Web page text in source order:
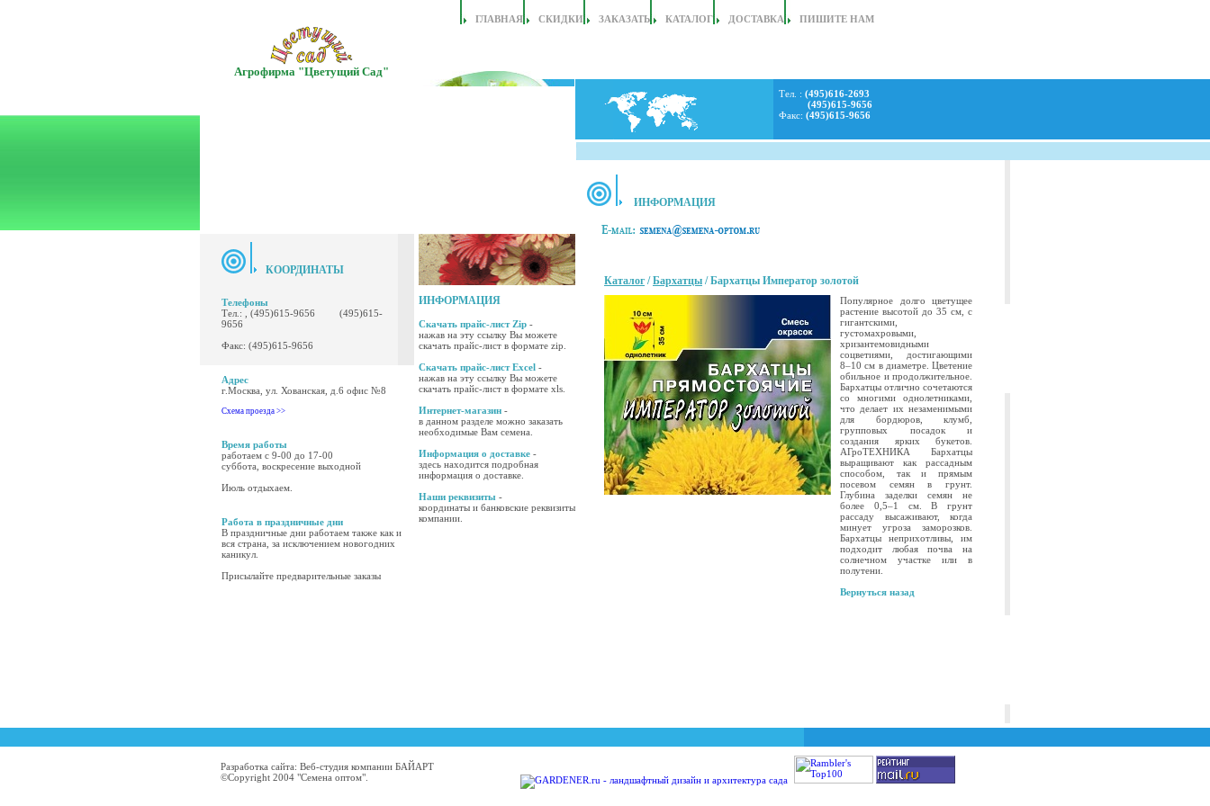
Агрофирма "Цветущий Сад"
ГЛАВНАЯ СКИДКИ ЗАКАЗАТЬ КАТАЛОГ ДОСТАВКА ПИШИТЕ НАМ
КООРДИНАТЫ
Телефоны
Тел.: , (495)615-9656 (495)615-
9656
Факс: (495)615-9656
Адрес
г.Москва, ул. Хованская, д.6 офис №8
Схема проезда >>
Время работы
работаем с 9-00 до 17-00
суббота, воскресение выходной
Июль отдыхаем.
Работа в праздничные дни
В праздничные дни работаем также как и
вся страна, за исключением новогодних
каникул.
Присылайте предварительные заказы
ИНФОРМАЦИЯ
Скачать прайс-лист Zip -
нажав на эту ссылку Вы можете
скачать прайс-лист в формате zip.
Скачать прайс-лист Excel -
нажав на эту ссылку Вы можете
скачать прайс-лист в формате xls.
Интернет-магазин -
в данном разделе можно заказать
необходимые Вам семена.
Информация о доставке -
здесь находится подробная
информация о доставке.
Наши реквизиты -
координаты и банковские реквизиты
компании.
Тел. : (495)616-2693
(495)615-9656
Факс: (495)615-9656
ИНФОРМАЦИЯ
Каталог/Бархатцы / Бархатцы Император золотой
Популярное долго цветущее
растение высотой до 35 см, с
гигантскими,
густомахровыми,
хризантемовидными
соцветиями, достигающими
8–10 см в диаметре. Цветение
обильное и продолжительное.
Бархатцы отлично сочетаются
со многими однолетниками,
что делает их незаменимыми
для бордюров, клумб,
групповых посадок и
создания ярких букетов.
АГроТЕХНИКА Бархатцы
выращивают как рассадным
способом, так и прямым
посевом семян в грунт.
Глубина заделки семян не
более 0,5–1 см. В грунт
рассаду высаживают, когда
минует угроза заморозков.
Бархатцы неприхотливы, им
подходит любая почва на
солнечном участке или в
полутени.
Вернуться назад
Разработка сайта: Веб-студия компании БАЙАРТ
©Copyright 2004 "Семена оптом".